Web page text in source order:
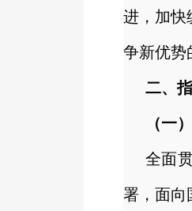
进，加快
争新优势
二、
（一
全面
署，面向